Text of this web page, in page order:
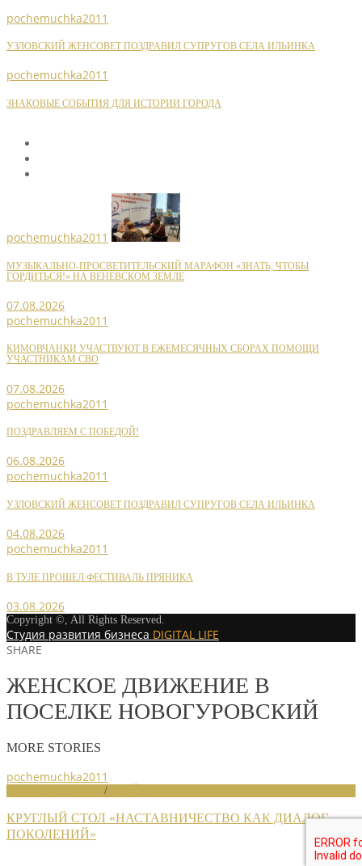
pochemuchka2011
УЗЛОВСКИЙ ЖЕНСОВЕТ ПОЗДРАВИЛ СУПРУГОВ СЕЛА ИЛЬИНКА
pochemuchka2011
ЗНАКОВЫЕ СОБЫТИЯ ДЛЯ ИСТОРИИ ГОРОДА
pochemuchka2011
МУЗЫКАЛЬНО-ПРОСВЕТИТЕЛЬСКИЙ МАРАФОН «ЗНАТЬ, ЧТОБЫ
ГОРДИТЬСЯ!» НА ВЕНЕВСКОМ ЗЕМЛЕ
07.08.2026
pochemuchka2011
КИМОВЧАНКИ УЧАСТВУЮТ В ЕЖЕМЕСЯЧНЫХ СБОРАХ ПОМОЩИ
УЧАСТНИКАМ СВО
07.08.2026
pochemuchka2011
ПОЗДРАВЛЯЕМ С ПОБЕДОЙ!
06.08.2026
pochemuchka2011
УЗЛОВСКИЙ ЖЕНСОВЕТ ПОЗДРАВИЛ СУПРУГОВ СЕЛА ИЛЬИНКА
04.08.2026
pochemuchka2011
В ТУЛЕ ПРОШЕЛ ФЕСТИВАЛЬ ПРЯНИКА
03.08.2026
Copyright ©, All Rights Reserved.
Студия развития бизнеса DIGITAL LIFE
SHARE
ЖЕНСКОЕ ДВИЖЕНИЕ В
ПОСЕЛКЕ НОВОГУРОВСКИЙ
MORE STORIES
pochemuchka2011
/
КРУГЛЫЙ СТОЛ «НАСТАВНИЧЕСТВО КАК ДИАЛОГ
ПОКОЛЕНИЙ»